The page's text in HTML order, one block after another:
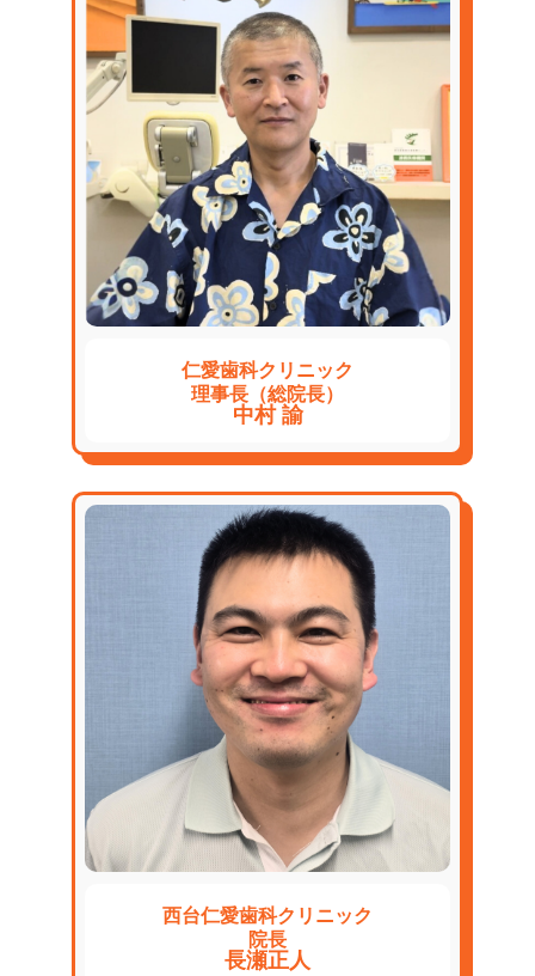
仁愛歯科クリニック
理事長（総院長）
中村 諭
西台仁愛歯科クリニック
院長
長瀬正人